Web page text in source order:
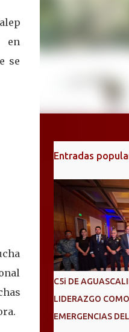
en
se
Entradas
C5i DE
LIDERAZGO
EMERGENCIAS